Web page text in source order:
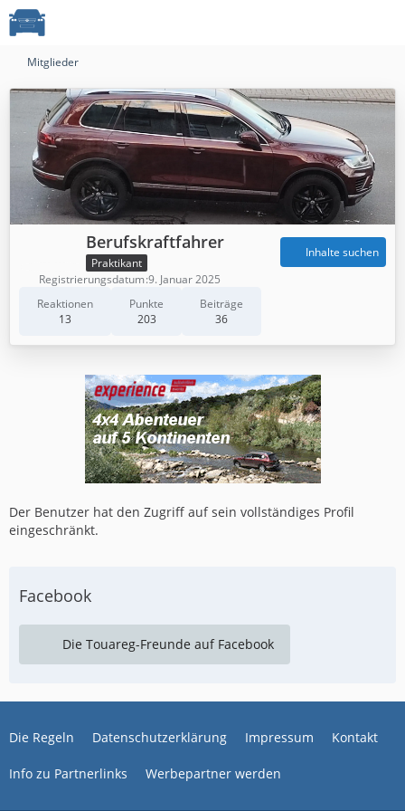
Mitglieder
Berufskraftfahrer
Praktikant
Reaktionen
13
Punkte
203
Beiträge
36
Inhalte suchen
Registrierungsdatum 9. Januar 2025
Der Benutzer hat den Zugriff auf sein vollständiges Profil
eingeschränkt.
Facebook
Die Touareg-Freunde auf Facebook
Die Regeln Datenschutzerklärung Impressum Kontakt
Info zu Partnerlinks Werbepartner werden